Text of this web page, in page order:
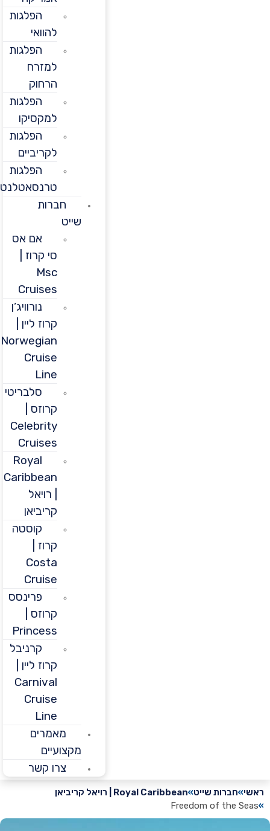
הפלגות
הפלגות
למזרח
הרחוק
הפלגות
למקסיקו
הפלגות
לקריביים
הפלגות
טרנסאטלנטיות
חברות
אם אס
סי קרוז |
Cruises
נורוויג’ן
קרוז ליין |
Norwegian
Cruise
סלבריטי
קרוזס |
Celebrity
Cruises
Royal
Caribbean
קריביאן
קוסטה
Costa
Cruise
פרינסס
קרוזס |
Princess
קרניבל
קרוז ליין |
Carnival
Cruise
מאמרים
מקצועיים
צרו קשר
חברות שייט Royal Caribbean | רויאל קריביאן
Freedom of the